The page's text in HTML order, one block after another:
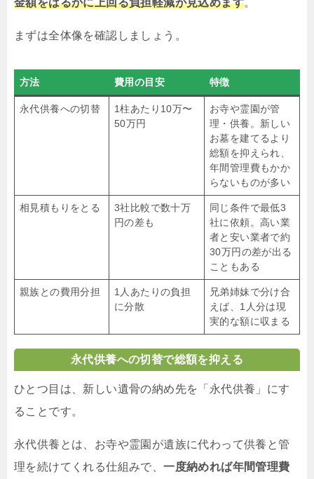
まずは全体像を確認しましょう。
方法 費用の目安 特徴
永代供養への切替
1柱あたり10万〜
50万円
お寺や霊園が管
理・供養。新しい
お墓を建てるより
総額を抑えられ、
年間管理費もかか
らないものが多い
相見積もりをとる
3社比較で数十万
円の差も
同じ条件で最低3
社に依頼。高い業
者と安い業者で約
30万円の差が出る
こともある
親族との費用分担
1人あたりの負担
に分散
兄弟姉妹で分け合
えば、1人分は現
実的な額に収まる
永代供養への切替で総額を抑える
ひとつ目は、新しい遺骨の納め先を「永代供養」にす
ることです。
永代供養とは、お寺や霊園が遺族に代わって供養と管
理を続けてくれる仕組みで、一度納めれば年間管理費